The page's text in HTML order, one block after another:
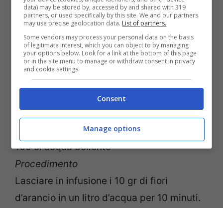
Ingredienti per 4 persone
10 g fiori d’arancio
100 cl acqua bollente
Procedimento
Lasciare in infusione i 10 gr di fiori
d’arancio in un litro d’acqua per 10 minuti.
data) may be stored by, accessed by and shared with 319
partners, or used specifically by this site. We and our partners
may use precise geolocation data. List of partners.
Some vendors may process your personal data on the basis
of legitimate interest, which you can object to by managing
your options below. Look for a link at the bottom of this page
or in the site menu to manage or withdraw consent in privacy
and cookie settings.
Consent
Manage options